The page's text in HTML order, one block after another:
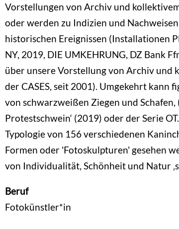
Vorstellungen von Archiv und
oder werden zu Indizien und
historischen Ereignissen (Installationen
NY, 2019, DIE UMKEHRUNG, DZ Bank
über unsere Vorstellung von Archiv und
der CASES, seit 2001). Umgekehrt kann
von schwarzweißen Ziegen und
Protestschwein‘ (2019) oder der Serie
Typologie von 156 verschiedenen
Formen oder 'Fotoskulpturen' gesehen
von Individualität, Schönheit und Natur
Beruf
Fotokünstler*in